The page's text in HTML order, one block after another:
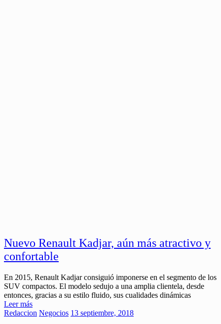
Nuevo Renault Kadjar, aún más atractivo y
confortable
En 2015, Renault Kadjar consiguió imponerse en el segmento de los
SUV compactos. El modelo sedujo a una amplia clientela, desde
entonces, gracias a su estilo fluido, sus cualidades dinámicas
Leer más
Redaccion Negocios 13 septiembre, 2018